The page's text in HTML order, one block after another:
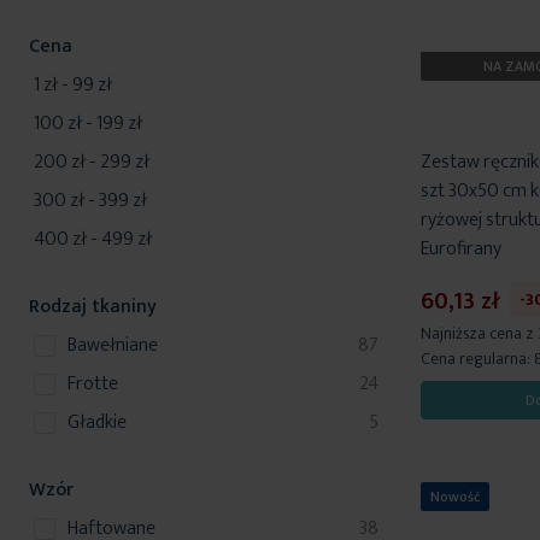
NA
Zestaw
szt 30x50 cm
ryżowej
Eurofirany
60,13 zł
-
Najniższa cena
Cena regularna:
Nowość
Cena
1 zł-99 zł
100 zł-199 zł
200 zł-299 zł
300 zł-399 zł
400 zł-499 zł
Rodzaj tkaniny
bawełniane
87
produkty
frotte
24
produkty
gładkie
5
produkty
Wzór
haftowane
38
produkty